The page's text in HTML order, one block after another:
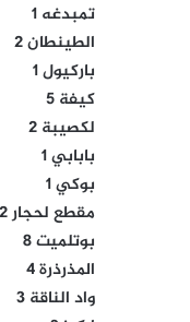
تمبدغه 1
الطينطان 2
باركيول 1
كيفة 5
لكصيبة 2
بابابي 1
بوكي 1
مقطع لحجار 2
بوتلميت 8
المذرذرة 4
واد الناقة 3